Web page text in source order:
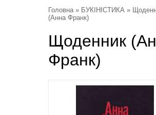
Головна» БУКІНІСТИКА »
(Анна Франк)
Щоденник
Франк)